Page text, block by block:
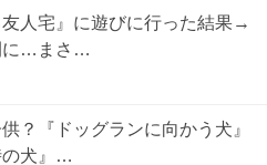
人宅』に遊びに行った結果→
に…まさ…
？『ドッグランに向かう犬』
の犬』…